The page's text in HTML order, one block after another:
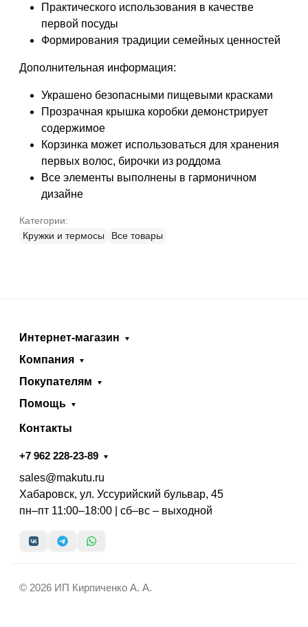
Практического использования в качестве
первой посуды
Формирования традиции семейных ценностей
Дополнительная информация:
Украшено безопасными пищевыми красками
Прозрачная крышка коробки демонстрирует
содержимое
Корзинка может использоваться для хранения
первых волос, бирочки из роддома
Все элементы выполнены в гармоничном
дизайне
Категории:
Кружки и термосы
Все товары
Интернет-магазин
Компания
Покупателям
Помощь
Контакты
+7 962 228-23-89
sales@makutu.ru
Хабаровск, ул. Уссурийский бульвар, 45
пн–пт 11:00–18:00 | сб–вс – выходной
© 2026 ИП Кирпиченко А. А.